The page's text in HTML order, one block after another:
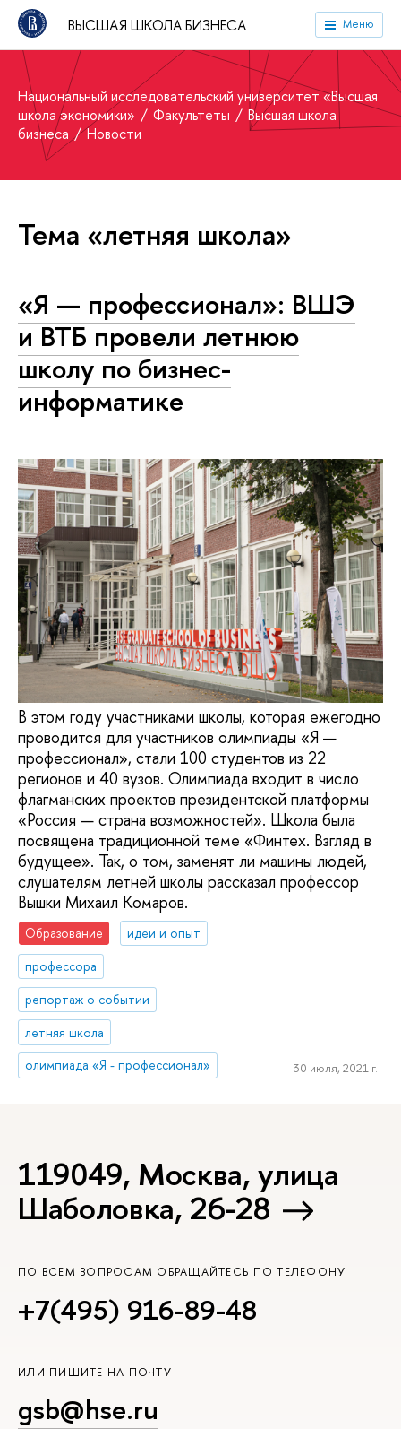
ВЫСШАЯ ШКОЛА БИЗНЕСА Меню
Национальный исследовательский университет «Высшая
школа экономики»
Факультеты
Высшая школа
бизнеса
Новости
Тема «летняя школа»
«Я — профессионал»: ВШЭ
и ВТБ провели летнюю
школу по бизнес-
информатике
В этом году участниками школы, которая ежегодно
проводится для участников олимпиады «Я —
профессионал», стали 100 студентов из 22
регионов и 40 вузов. Олимпиада входит в число
флагманских проектов президентской платформы
«Россия — страна возможностей». Школа была
посвящена традиционной теме «Финтех. Взгляд в
будущее». Так, о том, заменят ли машины людей,
слушателям летней школы рассказал профессор
Вышки Михаил Комаров.
Образование
идеи и опыт
профессора
репортаж о событии
летняя школа
олимпиада «Я - профессионал»
30 июля, 2021 г.
119049, Москва, улица
Шаболовка, 26-28
ПО ВСЕМ ВОПРОСАМ ОБРАЩАЙТЕСЬ ПО ТЕЛЕФОНУ
+7(495) 916-89-48
ИЛИ ПИШИТЕ НА ПОЧТУ
gsb@hse.ru